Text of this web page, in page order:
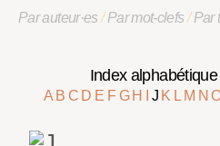
Par auteur·es/Par mot-clefs/Par
Index
A B C D E F G H J K L M N